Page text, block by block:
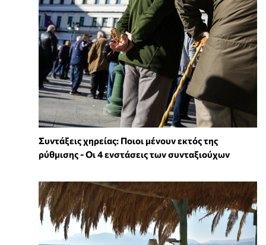
Συντάξεις χηρείας: Ποιοι μένουν εκτός της
ρύθμισης - Οι 4 ενστάσεις των συνταξιούχων